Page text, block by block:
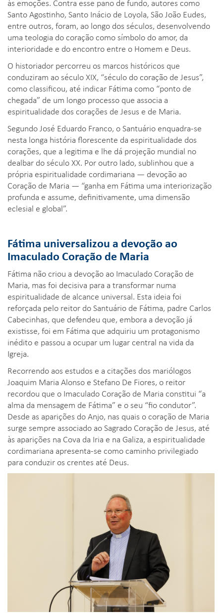
às emoções. Contra esse pano de fundo, autores como
Santo Agostinho, Santo Inácio de Loyola, São João Eudes,
entre outros, foram, ao longo dos séculos, desenvolvendo
uma teologia do coração como símbolo do amor, da
interioridade e do encontro entre o Homem e Deus.
O historiador percorreu os marcos históricos que
conduziram ao século XIX, “século do coração de Jesus”,
como classificou, até indicar Fátima como “ponto de
chegada” de um longo processo que associa a
espiritualidade dos corações de Jesus e de Maria.
Segundo José Eduardo Franco, o Santuário enquadra-se
nesta longa história florescente da espiritualidade dos
corações, que a legitima e lhe dá projeção mundial no
dealbar do século XX. Por outro lado, sublinhou que a
própria espiritualidade cordimariana — devoção ao
Coração de Maria — “ganha em Fátima uma interiorização
profunda e assume, definitivamente, uma dimensão
eclesial e global”.
Fátima universalizou a devoção ao
Imaculado Coração de Maria
Fátima não criou a devoção ao Imaculado Coração de
Maria, mas foi decisiva para a transformar numa
espiritualidade de alcance universal. Esta ideia foi
reforçada pelo reitor do Santuário de Fátima, padre Carlos
Cabecinhas, que defendeu que, embora a devoção já
existisse, foi em Fátima que adquiriu um protagonismo
inédito e passou a ocupar um lugar central na vida da
Igreja.
Recorrendo aos estudos e a citações dos mariólogos
Joaquim Maria Alonso e Stefano De Fiores, o reitor
recordou que o Imaculado Coração de Maria constitui “a
alma da mensagem de Fátima” e o seu “fio condutor”.
Desde as aparições do Anjo, nas quais o coração de Maria
surge sempre associado ao Sagrado Coração de Jesus, até
às aparições na Cova da Iria e na Galiza, a espiritualidade
cordimariana apresenta-se como caminho privilegiado
para conduzir os crentes até Deus.